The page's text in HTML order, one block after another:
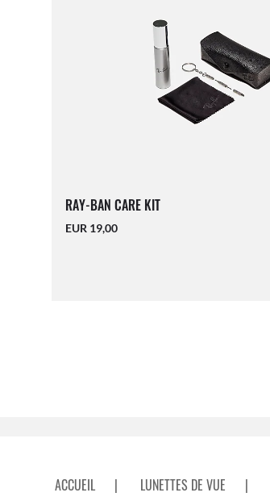
RAY-BAN CARE KIT
EUR 19,00
ACCUEIL | LUNETTES DE VUE |